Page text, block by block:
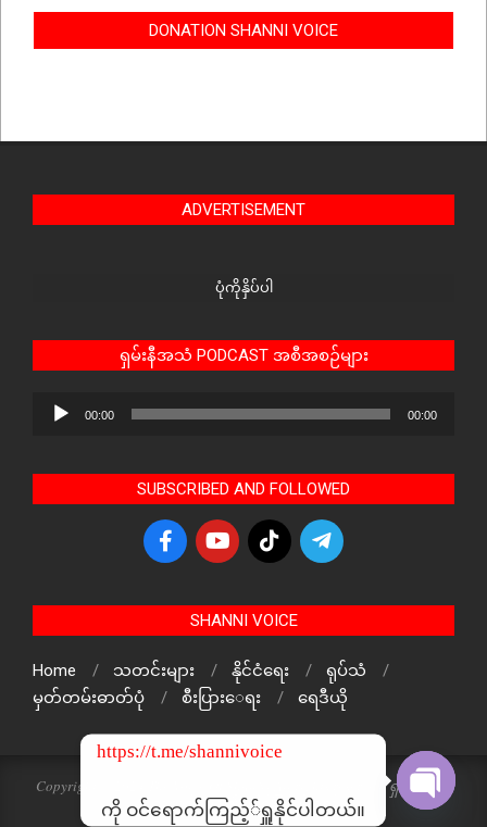
DONATION SHANNI VOICE
ADVERTISEMENT
ပုံကိုနှိပ်ပါ
ရှမ်းနီအသံ PODCAST အစီအစဉ်များ
Audio
00:00 00:00
SUBSCRIBED AND FOLLOWED
SHANNI VOICE
Home သတင်းများ နိုင်ငံရေး
ရုပ်သံ
မှတ်တမ်းဓာတ်ပုံ
စီးပြားေရး ရေဒီယို
Copyright © 2024 The Voice Of ShanNi All rights reserved. ရှမ်းနီအသံ
သတင်းဌာန၏ မူပိုင်ဖြစ်ပါသည်
https://t.me/shannivoice
ကို ဝင်ရောက်ကြည့််ရှူနိုင်ပါတယ်။